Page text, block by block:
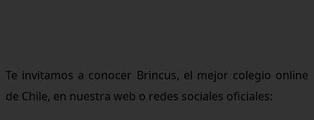
Te invitamos a conocer Brincus, el mejor colegio online
de Chile, en nuestra web o redes sociales oficiales: